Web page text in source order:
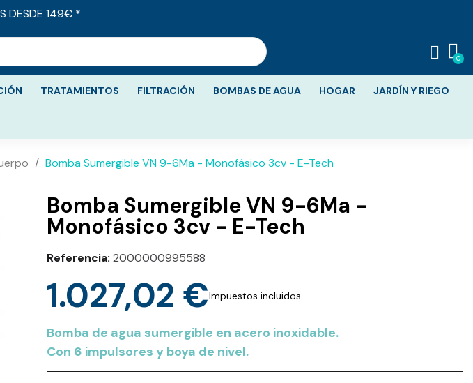
DESDE 149€ *
TRATAMIENTOS FILTRACIÓN BOMBAS DE AGUA HOGAR JARDÍN Y RIEGO
Bomba Sumergible VN 9-6Ma - Monofásico 3cv - E-Tech
Bomba Sumergible VN 9-6Ma -
Monofásico 3cv - E-Tech
Referencia 2000000995588
1.027,02 €Impuestos incluidos
Bomba de agua sumergible en acero inoxidable.
Con 6 impulsores y boya de nivel.